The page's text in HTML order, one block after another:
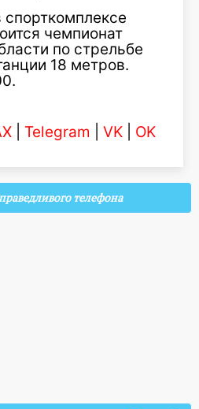
чемпионат
по стрельбе
18 метров.
Telegram VK OK
телефона